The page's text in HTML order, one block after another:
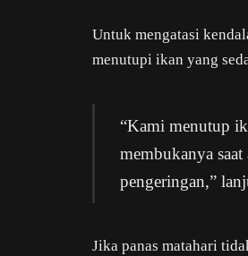
Untuk mengatasi
menutupi ikan yang
“Kami menutup
membukanya
pengeringan,”
Jika panas matahari